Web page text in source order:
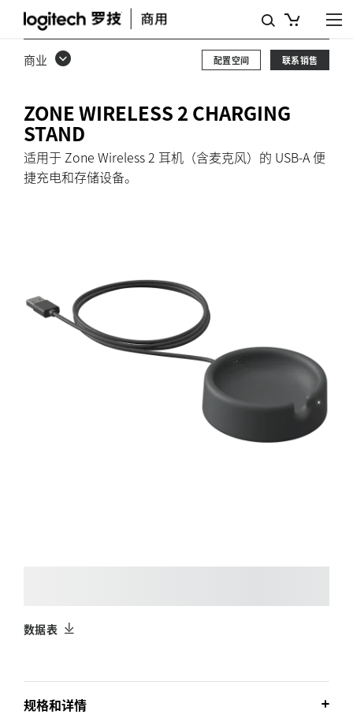
ZONE
WIRELESS
充
电
支
架
商业 联系销售
配置空间
ZONE WIRELESS 2 CHARGING
STAND
适用于 Zone Wireless 2 耳机（含麦克风）的 USB-A 便
捷充电和存储设备。
数据表
规格和详情